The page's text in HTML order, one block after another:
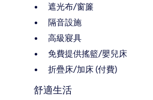
遮光布/窗簾
隔音設施
高級寢具
免費提供搖籃/嬰兒床
折疊床/加床 (付費)
舒適生活